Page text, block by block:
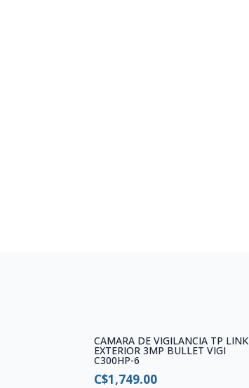
CAMARA DE VIGILANCIA TP LINK
EXTERIOR 3MP BULLET VIGI
C300HP-6
C$1,749.00